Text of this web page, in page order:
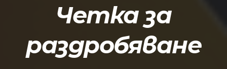
Четка за
раздробяване